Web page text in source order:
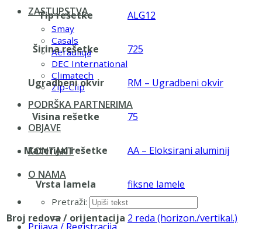
ZASTUPSTVA
Smay
Casals
Aerauliqa
DEC International
Climatech
Zip-Clip
PODRŠKA PARTNERIMA
OBJAVE
KONTAKT
O NAMA
Pretraži:
Tip rešetke ALG12
Širina rešetke 725
Ugradbeni okvir RM – Ugradbeni okvir
Visina rešetke 75
Materijal rešetke AA – Eloksirani aluminij
Vrsta lamela fiksne lamele
Broj redova / orijentacija 2 reda (horizon./vertikal.)